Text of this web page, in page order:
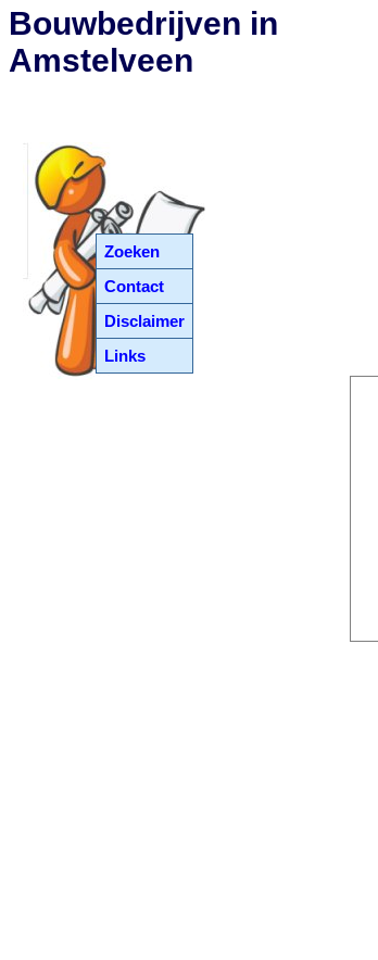
Zoeken
Contact
Disclaimer
Links
Bouwbedrijven in
Amstelveen